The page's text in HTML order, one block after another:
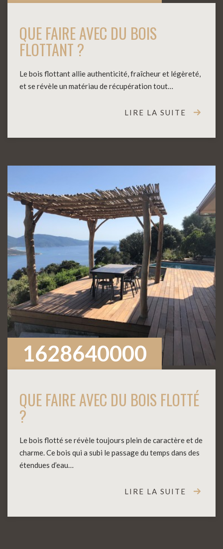
QUE FAIRE AVEC DU BOIS
FLOTTANT ?
Le bois flottant allie authenticité, fraîcheur et légèreté,
et se révèle un matériau de récupération tout…
LIRE LA SUITE
1628640000
QUE FAIRE AVEC DU BOIS FLOTTÉ
?
Le bois flotté se révèle toujours plein de caractère et de
charme. Ce bois qui a subi le passage du temps dans des
étendues d’eau…
LIRE LA SUITE